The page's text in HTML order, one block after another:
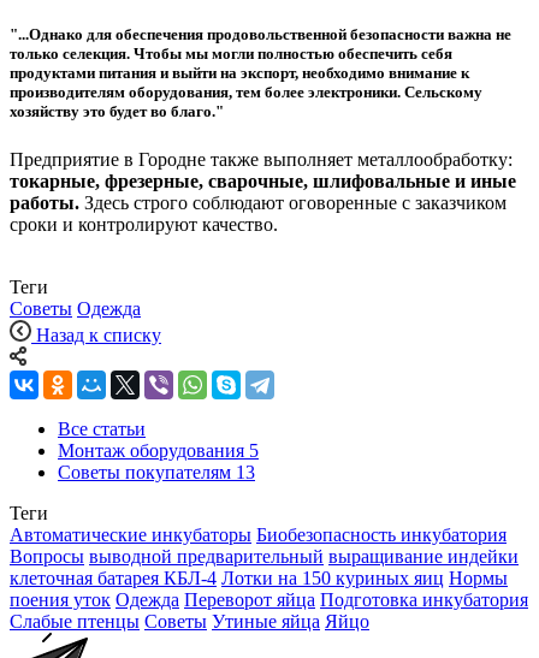
"...Однако для обеспечения продовольственной безопасности важна не
только селекция. Чтобы мы могли полностью обеспечить себя
продуктами питания и выйти на экспорт, необходимо внимание к
производителям оборудования, тем более электроники. Сельскому
хозяйству это будет во благо."
Предприятие в Городне также выполняет металлообработку:
токарные, фрезерные, сварочные, шлифовальные и иные
работы. Здесь строго соблюдают оговоренные с заказчиком
сроки и контролируют качество.
Теги
Советы Одежда
Назад к списку
Все статьи
Монтаж оборудования 5
Советы покупателям 13
Теги
Автоматические инкубаторы Биобезопасность инкубатория
Вопросы выводной предварительный выращивание индейки
клеточная батарея КБЛ-4 Лотки на 150 куриных яиц Нормы
поения уток Одежда Переворот яйца Подготовка инкубатория
Слабые птенцы Советы Утиные яйца Яйцо